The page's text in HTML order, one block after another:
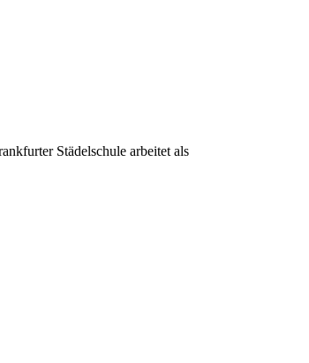
Städelschule arbeitet als